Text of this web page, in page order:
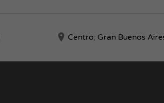
Centro, Gran Buenos